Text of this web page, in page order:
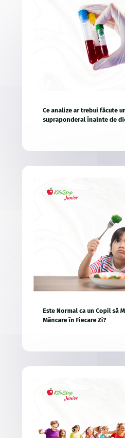
Ce analize ar trebui făcute
supraponderal înainte de
Este Normal ca un Copil să
Mâncare în Fiecare Zi?